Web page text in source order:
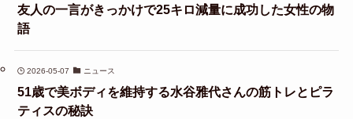
友人の一言がきっかけで25キロ減量に成功した女性の物
語
2026-05-07 ニュース
51歳で美ボディを維持する水谷雅代さんの筋トレとピラ
ティスの秘訣